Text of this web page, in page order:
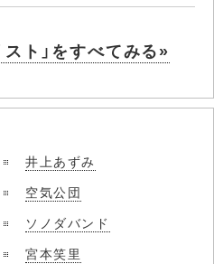
ト」をすべてみる»
井上あずみ
空気公団
ソノダバンド
宮本笑里